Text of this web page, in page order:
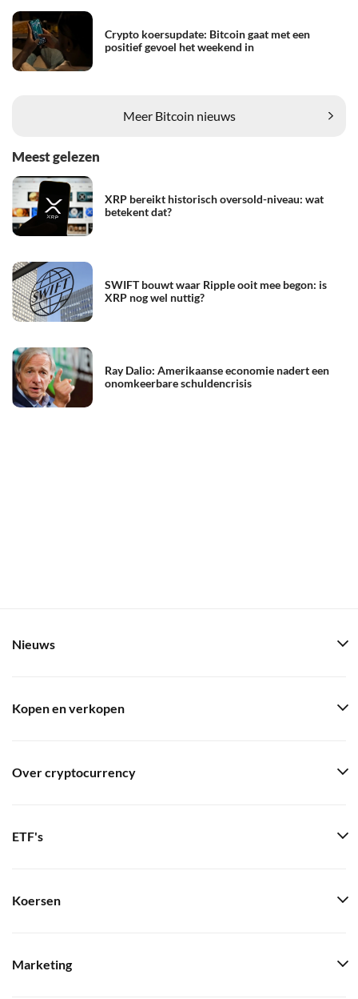
Crypto koersupdate: Bitcoin gaat met een
positief gevoel het weekend in
Meer Bitcoin nieuws
Meest gelezen
XRP bereikt historisch oversold-niveau: wat
betekent dat?
SWIFT bouwt waar Ripple ooit mee begon: is
XRP nog wel nuttig?
Ray Dalio: Amerikaanse economie nadert een
onomkeerbare schuldencrisis
Nieuws
Kopen en verkopen
Over cryptocurrency
ETF's
Koersen
Marketing